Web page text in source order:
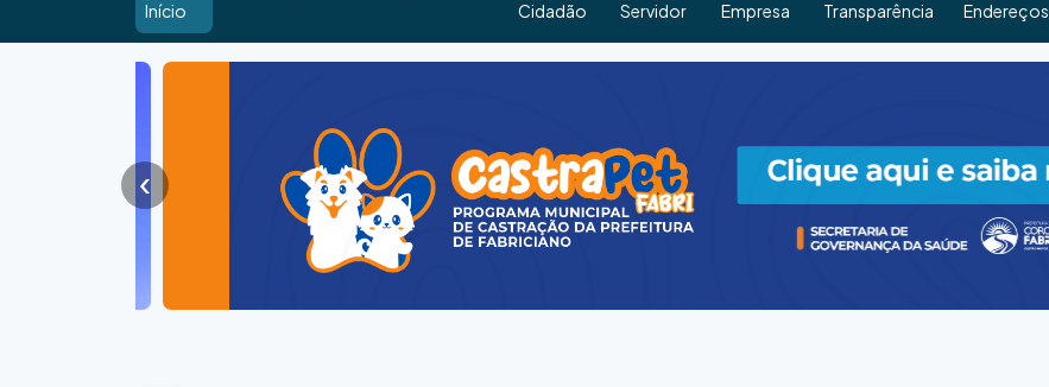
Início
Cidadão
Servidor Empresa Transparência
Endereços
‹